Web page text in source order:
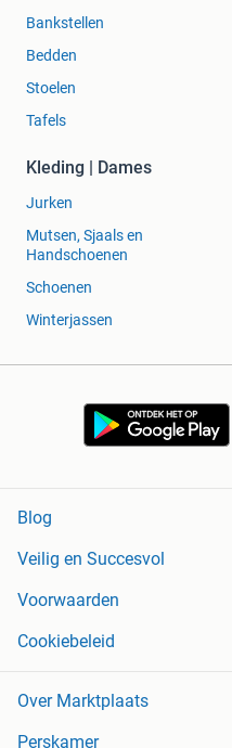
Bankstellen
Bedden
Stoelen
Tafels
Kleding | Dames
Jurken
Mutsen, Sjaals en
Handschoenen
Schoenen
Winterjassen
Blog
Veilig en Succesvol
Voorwaarden
Cookiebeleid
Over Marktplaats
Perskamer